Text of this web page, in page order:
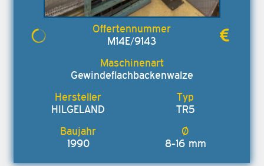
M14E/9143
Gewindeflachbackenwalze
HILGELAND TR5
1990 8-16 mm